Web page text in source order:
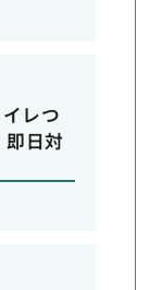
レつ
日対